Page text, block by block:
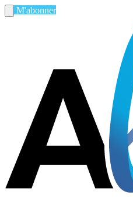
M'abonner